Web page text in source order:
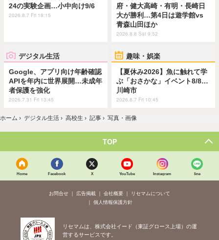
24の実験企画…小中向け9/6
2026.8.7 Fri 18:15
府・健大高崎・有明・長崎日
大が勝利…第4日は遊学館vs
青森山田ほか
2026.8.8 Sat 9:52
デジタル生活
Google、アプリ向け年齢確認
APIを年内に世界展開…未成年
者保護を強化
2026.7.31 Fri 13:45
趣味・娯楽
【夏休み2026】魚に触れて学
ぶ「おさかな」イベント8/8…
川崎市
2026.8.7 Fri 10:45
ホーム › デジタル生活 › 高校生 › 記事 › 写真・画像
TOP
Home Facebook X YouTube Instagram line
お問合せ 広告掲載 会社概要
リセマムについて
個人情報保護方針
リセマムは、株式会社イード（東証グロース上場）の運
営するサービスです。